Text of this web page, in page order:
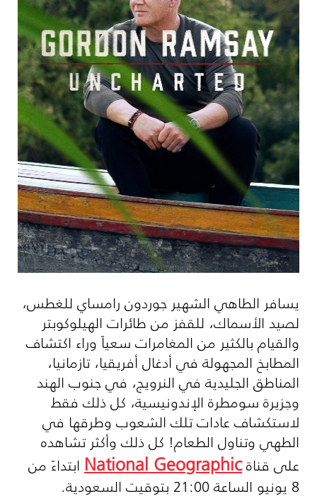
يسافر الطاهي الشهير جوردون رامساي للغطس،
لصيد الأسماك، للقفز من طائرات الهيلوكوبتر
والقيام بالكثير من المغامرات سعياً وراء اكتشاف
المطابخ المجهولة في أدغال أفريقيا، تازمانيا،
المناطق الجليدية في النرويج، في جنوب الهند
وجزيرة سومطرة الإندونيسية، كل ذلك فقط
لاستكشاف عادات تلك الشعوب وطرقها في
الطهي وتناول الطعام! كل ذلك وأكثر تشاهده
على قناةNational Geographicابتداءً من
8 يونيو الساعة 21:00 بتوقيت السعودية.